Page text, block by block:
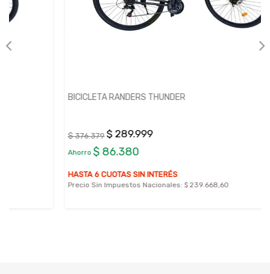
BICICLETA RANDERS THUNDER
$ 289.999
$ 86.380
HASTA 6 CUOTAS SIN INTERÉS
Precio Sin Impuestos Nacionales:$ 239.668,60